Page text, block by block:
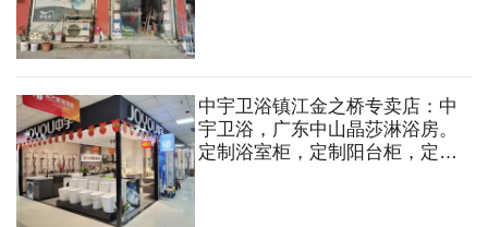
中宇卫浴镇江金之桥专卖店：中
宇卫浴，广东中山晶莎淋浴房。
定制浴室柜，定制阳台柜，定制